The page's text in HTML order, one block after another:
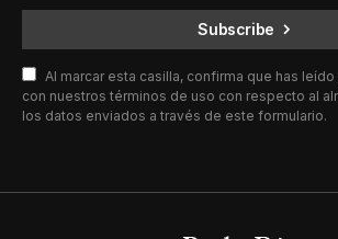
Subscribe
Al marcar esta casilla, confirma que has
con nuestros términos de uso con respecto al
los datos enviados a través de este formulario.